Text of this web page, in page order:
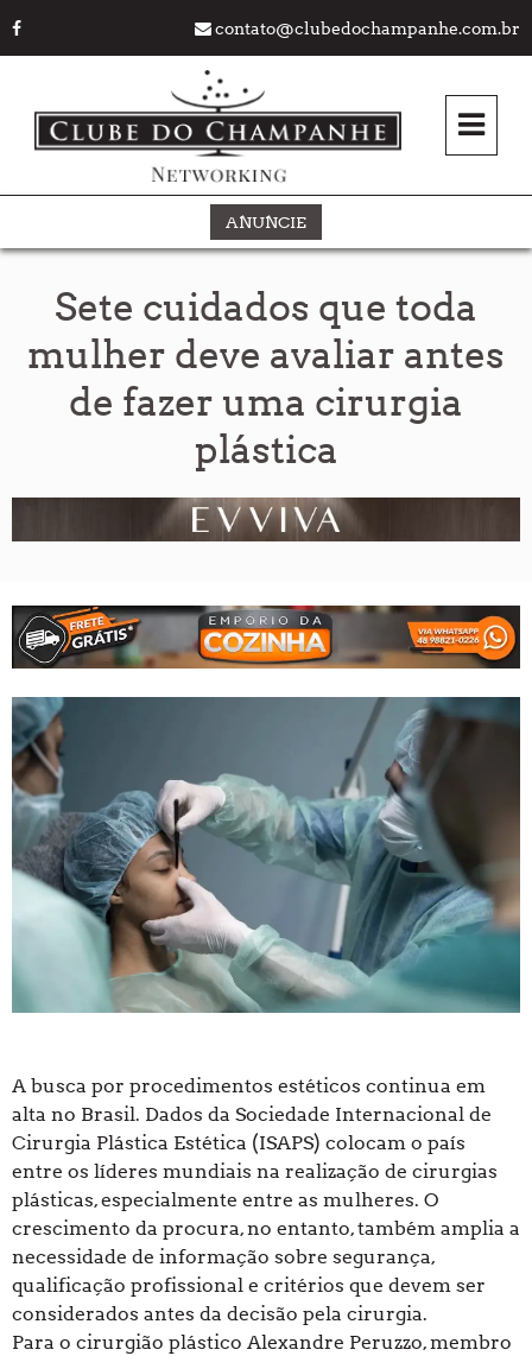
contato@clubedochampanhe.com.br
ANUNCIE
Sete cuidados que toda
mulher deve avaliar antes
de fazer uma cirurgia
plástica
A busca por procedimentos estéticos continua em
alta no Brasil. Dados da Sociedade Internacional de
Cirurgia Plástica Estética (ISAPS) colocam o país
entre os líderes mundiais na realização de cirurgias
plásticas, especialmente entre as mulheres. O
crescimento da procura, no entanto, também amplia a
necessidade de informação sobre segurança,
qualificação profissional e critérios que devem ser
considerados antes da decisão pela cirurgia.
Para o cirurgião plástico Alexandre Peruzzo, membro